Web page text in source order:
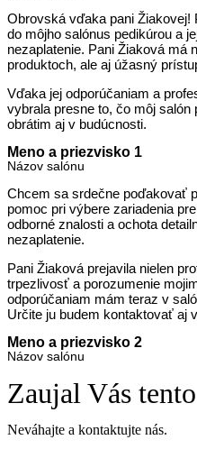
Obrovská vďaka pani
do môjho salónus pedikúrou a
nezaplatenie. Pani Žiaková má
produktoch, ale aj úžasný
Vďaka jej odporúčaniam a
vybrala presne to, čo môj salón
obrátim aj v budúcnosti.
Meno a priezvisko 1
Názov salónu
Chcem sa srdečne poďakovať
pomoc pri výbere zariadenia
odborné znalosti a ochota
nezaplatenie.
Pani Žiaková prejavila nielen
trpezlivosť a porozumenie
odporúčaniam mám teraz v
Určite ju budem kontaktovať aj
Meno a priezvisko 2
Názov salónu
Zaujal Vás
Neváhajte a kontaktujte nás.